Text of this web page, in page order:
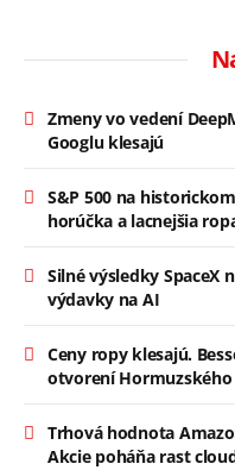
Zmeny vo vedení
Googlu klesajú
S&P 500 na
horúčka a lacnejšia
Silné výsledky SpaceX
výdavky na AI
Ceny ropy klesajú.
otvorení
Trhová hodnota
Akcie poháňa rast